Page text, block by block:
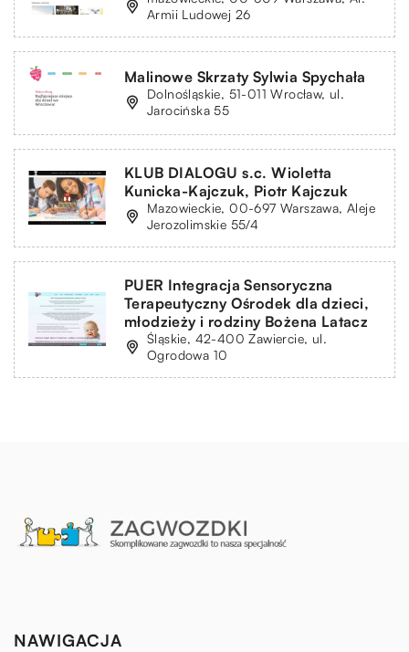
Armii Ludowej 26
Malinowe Skrzaty Sylwia Spychała
Dolnośląskie, 51-011 Wrocław, ul.
Jarocińska 55
KLUB DIALOGU s.c. Wioletta
Kunicka-Kajczuk, Piotr Kajczuk
Mazowieckie, 00-697 Warszawa, Aleje
Jerozolimskie 55/4
PUER Integracja Sensoryczna
Terapeutyczny Ośrodek dla dzieci,
młodzieży i rodziny Bożena Latacz
Śląskie, 42-400 Zawiercie, ul.
Ogrodowa 10
NAWIGACJA